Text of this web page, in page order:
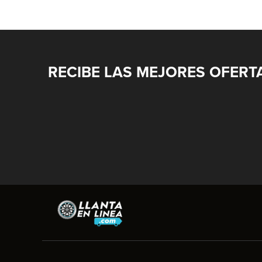
RECIBE LAS MEJORES